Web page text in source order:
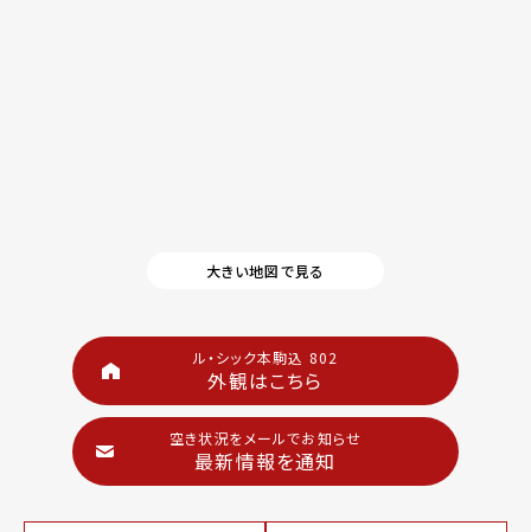
大きい地図で見る
ル・シック本駒込 802
外観はこちら
空き状況をメールでお知らせ
最新情報を通知